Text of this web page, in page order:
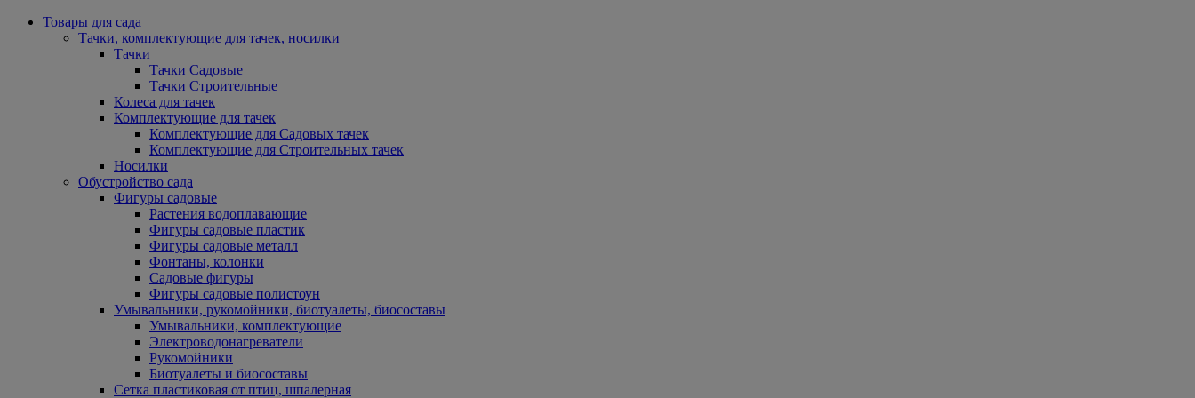
Товары для сада
Тачки, комплектующие для тачек, носилки
Тачки
Тачки Садовые
Тачки Строительные
Колеса для тачек
Комплектующие для тачек
Комплектующие для Садовых тачек
Комплектующие для Строительных тачек
Носилки
Обустройство сада
Фигуры садовые
Растения водоплавающие
Фигуры садовые пластик
Фигуры садовые металл
Фонтаны, колонки
Садовые фигуры
Фигуры садовые полистоун
Умывальники, рукомойники, биотуалеты, биосоставы
Умывальники, комплектующие
Электроводонагреватели
Рукомойники
Биотуалеты и биосоставы
Сетка пластиковая от птиц, шпалерная